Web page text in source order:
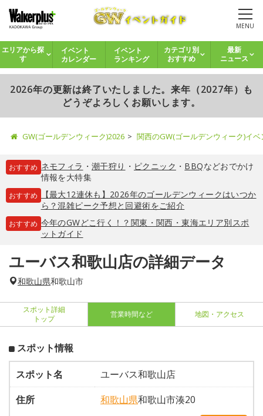
MENU
エリアから探
す
イベント
カレンダー
イベント
ランキング
カテゴリ別
おすすめ
最新
ニュース
2026年の更新は終了いたしました。来年（2027年）も
どうぞよろしくお願いします。
GW(ゴールデンウィーク)2026 関西のGW(ゴールデンウィーク)イ
おすすめ ネモフィラ ・ 潮干狩り ・ ピクニック ・ BBQなどおでかけ
情報を大特集
おすすめ
【最大12連休も】2026年のゴールデンウィークはいつか
ら？混雑ピーク予想と回避術をご紹介
おすすめ 今年のGWどこ行く！？関東・関西・東海エリア別スポ
ットガイド
ユーバス和歌山店の詳細データ
和歌山県和歌山市
スポット詳細
トップ
営業時間など 地図・アクセス
スポット情報
スポット名
ユーバス和歌山店
住所
和歌山県和歌山市湊20